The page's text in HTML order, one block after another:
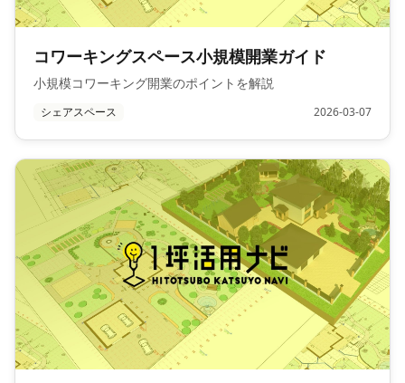
コワーキングスペース小規模開業ガイド
小規模コワーキング開業のポイントを解説
シェアスペース 2026-03-07